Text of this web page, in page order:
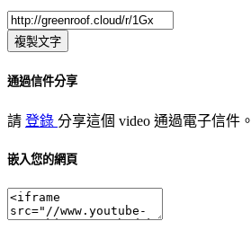
複製文字
通過信件分享
請 登錄 分享這個 video 通過電子信件。
嵌入您的網頁